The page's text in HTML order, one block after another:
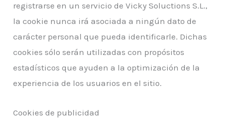
registrarse en un servicio de Vicky Soluctions S.L.,
la cookie nunca irá asociada a ningún dato de
carácter personal que pueda identificarle. Dichas
cookies sólo serán utilizadas con propósitos
estadísticos que ayuden a la optimización de la
experiencia de los usuarios en el sitio.
Cookies de publicidad